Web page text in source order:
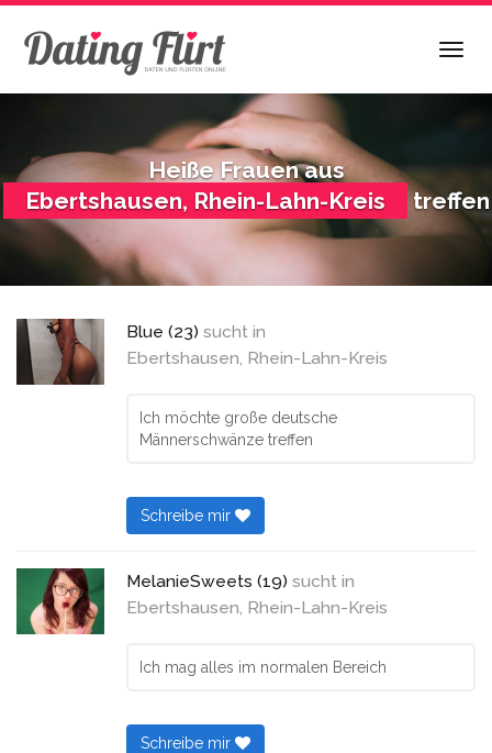
Skip
main
Heiße Frauen aus
Ebertshausen, Rhein-Lahn-Kreis
treffen
Blue (23) sucht in
Ebertshausen, Rhein-Lahn-Kreis
Ich möchte große deutsche
Männerschwänze treffen
Schreibe mir
MelanieSweets (19) sucht in
Ebertshausen, Rhein-Lahn-Kreis
Ich mag alles im normalen Bereich
Schreibe mir